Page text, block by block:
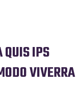
QUIS IPS
VIVERRA